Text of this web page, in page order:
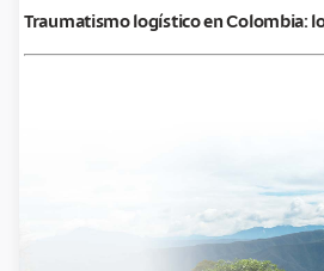
Traumatismo logístico en Colombia: